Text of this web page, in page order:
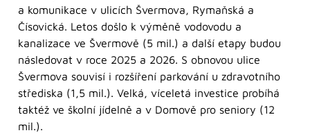
a komunikace v ulicích Švermova, Rymaňská a
Čísovická. Letos došlo k výměně vodovodu a
kanalizace ve Švermově (5 mil.) a další etapy budou
následovat v roce 2025 a 2026. S obnovou ulice
Švermova souvisí i rozšíření parkování u zdravotního
střediska (1,5 mil.). Velká, víceletá investice probíhá
taktéž ve školní jídelně a v Domově pro seniory (12
mil.).